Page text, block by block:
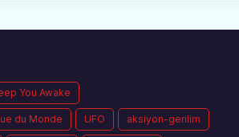
You Awake
du Monde UFO aksiyon-gerilim